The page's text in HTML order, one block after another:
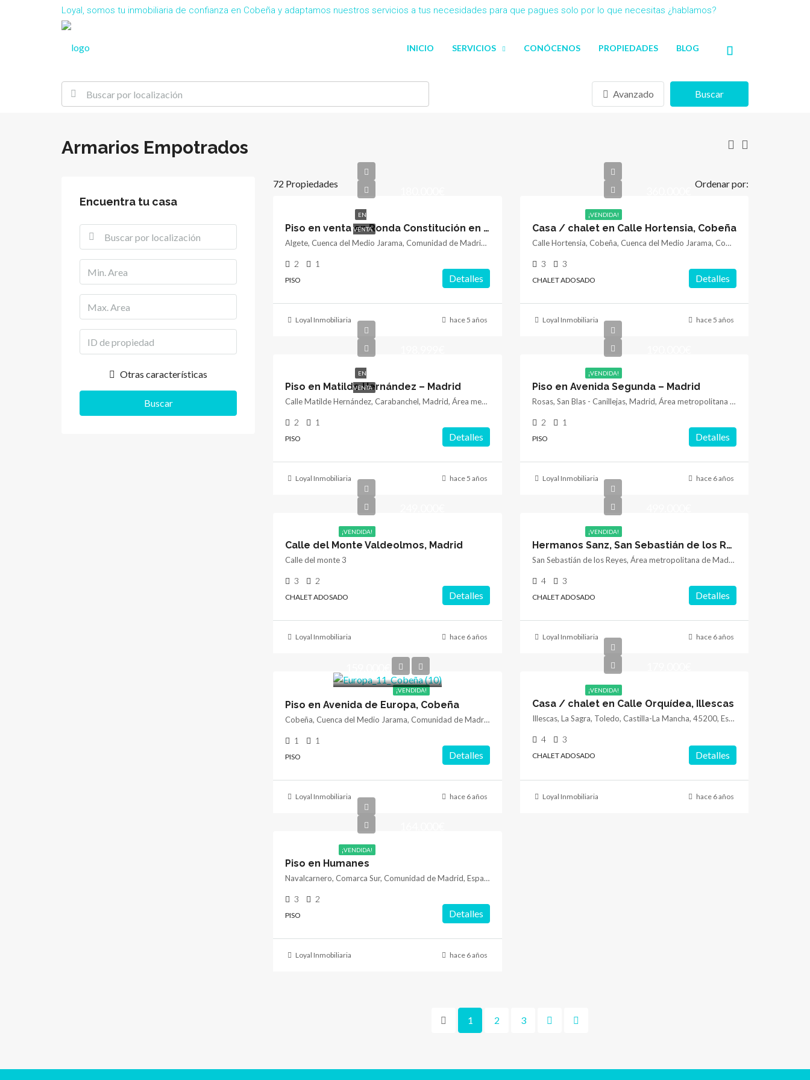
Loyal, somos tu inmobiliaria de confianza en Cobeña y adaptamos nuestros servicios a tus necesidades para que pagues solo por lo que necesitas ¿hablamos?
INICIO SERVICIOS CONÓCENOS PROPIEDADES BLOG
Avanzado Buscar
Armarios Empotrados
72 Propiedades Ordenar por:
EN
VENTA
Piso en venta en Ronda Constitución en Algete
Algete, Cuenca del Medio Jarama, Comunidad de Madrid, 28110, España
2 1
PISO Detalles
Loyal Inmobiliaria hace 5 años
¡VENDIDA!
Casa / chalet en Calle Hortensia, Cobeña
Calle Hortensia, Cobeña, Cuenca del Medio Jarama, Community of Madrid, 28863, Spain
3 3
CHALET ADOSADO Detalles
Loyal Inmobiliaria hace 5 años
EN
VENTA
Piso en Matilde Hernández – Madrid
Calle Matilde Hernández, Carabanchel, Madrid, Área metropolitana de Madrid y Corredor del Henares, Community of Madrid, 28019, Spain
2 1
PISO Detalles
Loyal Inmobiliaria hace 5 años
¡VENDIDA!
Piso en Avenida Segunda – Madrid
Rosas, San Blas - Canillejas, Madrid, Área metropolitana de Madrid y Corredor del Henares, Community of Madrid, 28022, Spain
2 1
PISO Detalles
Loyal Inmobiliaria hace 6 años
¡VENDIDA!
Calle del Monte Valdeolmos, Madrid
Calle del monte 3
3 2
CHALET ADOSADO Detalles
Loyal Inmobiliaria hace 6 años
¡VENDIDA!
Hermanos Sanz, San Sebastián de los Reyes
San Sebastián de los Reyes, Área metropolitana de Madrid y Corredor del Henares, Comunidad de Madrid, España
4 3
CHALET ADOSADO Detalles
Loyal Inmobiliaria hace 6 años
¡VENDIDA!
Piso en Avenida de Europa, Cobeña
Cobeña, Cuenca del Medio Jarama, Comunidad de Madrid, 28863, España
1 1
PISO Detalles
Loyal Inmobiliaria hace 6 años
¡VENDIDA!
Casa / chalet en Calle Orquídea, Illescas
Illescas, La Sagra, Toledo, Castilla-La Mancha, 45200, España
4 3
CHALET ADOSADO Detalles
Loyal Inmobiliaria hace 6 años
¡VENDIDA!
Piso en Humanes
Navalcarnero, Comarca Sur, Comunidad de Madrid, España
3 2
PISO Detalles
Loyal Inmobiliaria hace 6 años
1 2 3
Encuentra tu casa
Otras características
Buscar